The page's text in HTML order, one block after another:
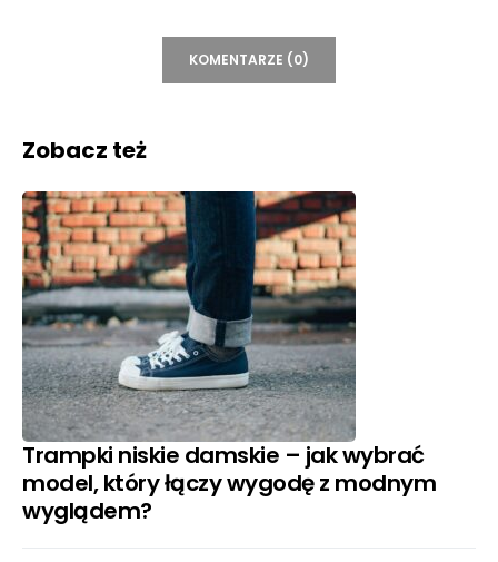
KOMENTARZE (0)
Zobacz też
Trampki niskie damskie – jak wybrać
model, który łączy wygodę z modnym
wyglądem?